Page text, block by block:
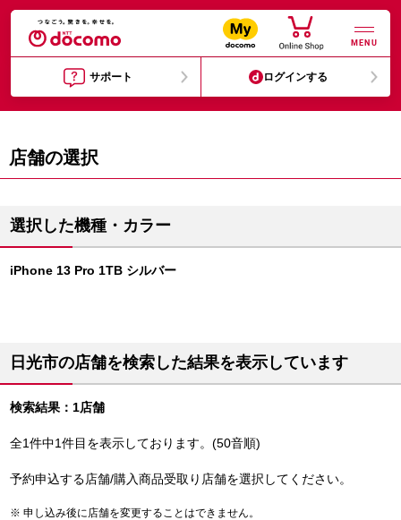
MENU
サポート ログインする
店舗の選択
選択した機種・カラー
iPhone 13 Pro 1TB シルバー
日光市の店舗を検索した結果を表示しています
検索結果：1店舗
全1件中1件目を表示しております。(50音順)
予約申込する店舗/購入商品受取り店舗を選択してください。
申し込み後に店舗を変更することはできません。